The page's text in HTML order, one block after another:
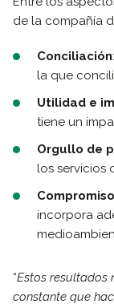
de la compañía
Conciliación
la que
Utilidad e
tiene un
Orgullo de
los servicios
incorpora
“Estos resultados
constante que